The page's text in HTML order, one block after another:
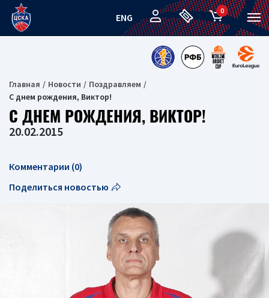
ENG
0
Главная Новости
Поздравляем
С днем рождения, Виктор!
С ДНЕМ РОЖДЕНИЯ, ВИКТОР!
20.02.2015
Комментарии (0)
Поделиться новостью